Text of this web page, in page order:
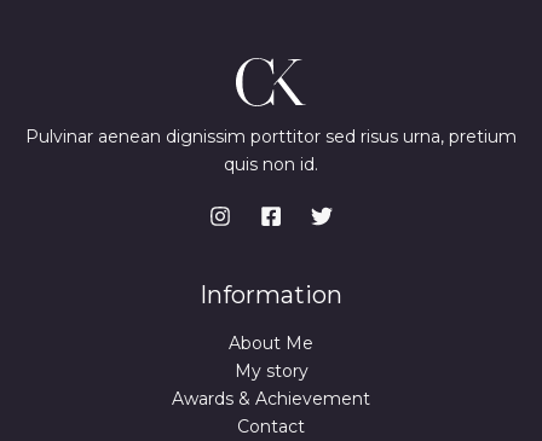
Pulvinar aenean dignissim porttitor sed risus urna, pretium
quis non id.
Information
About Me
My story
Awards & Achievement
Contact